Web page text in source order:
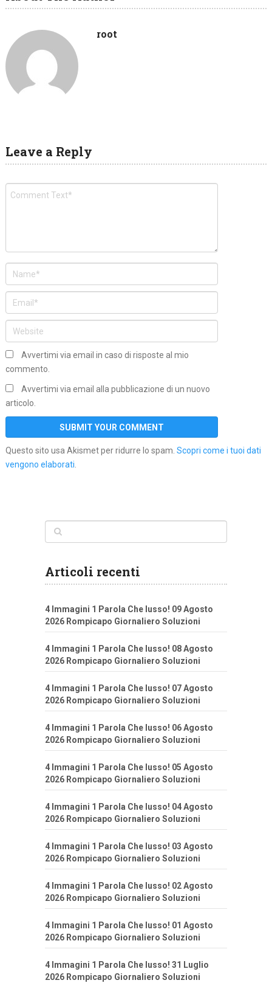
root
Leave a Reply
Avvertimi via email in caso di risposte al mio
commento.
Avvertimi via email alla pubblicazione di un nuovo
articolo.
Questo sito usa Akismet per ridurre lo spam. Scopri come i tuoi dati
vengono elaborati.
Articoli recenti
4 Immagini 1 Parola Che lusso! 09 Agosto
2026 Rompicapo Giornaliero Soluzioni
4 Immagini 1 Parola Che lusso! 08 Agosto
2026 Rompicapo Giornaliero Soluzioni
4 Immagini 1 Parola Che lusso! 07 Agosto
2026 Rompicapo Giornaliero Soluzioni
4 Immagini 1 Parola Che lusso! 06 Agosto
2026 Rompicapo Giornaliero Soluzioni
4 Immagini 1 Parola Che lusso! 05 Agosto
2026 Rompicapo Giornaliero Soluzioni
4 Immagini 1 Parola Che lusso! 04 Agosto
2026 Rompicapo Giornaliero Soluzioni
4 Immagini 1 Parola Che lusso! 03 Agosto
2026 Rompicapo Giornaliero Soluzioni
4 Immagini 1 Parola Che lusso! 02 Agosto
2026 Rompicapo Giornaliero Soluzioni
4 Immagini 1 Parola Che lusso! 01 Agosto
2026 Rompicapo Giornaliero Soluzioni
4 Immagini 1 Parola Che lusso! 31 Luglio
2026 Rompicapo Giornaliero Soluzioni